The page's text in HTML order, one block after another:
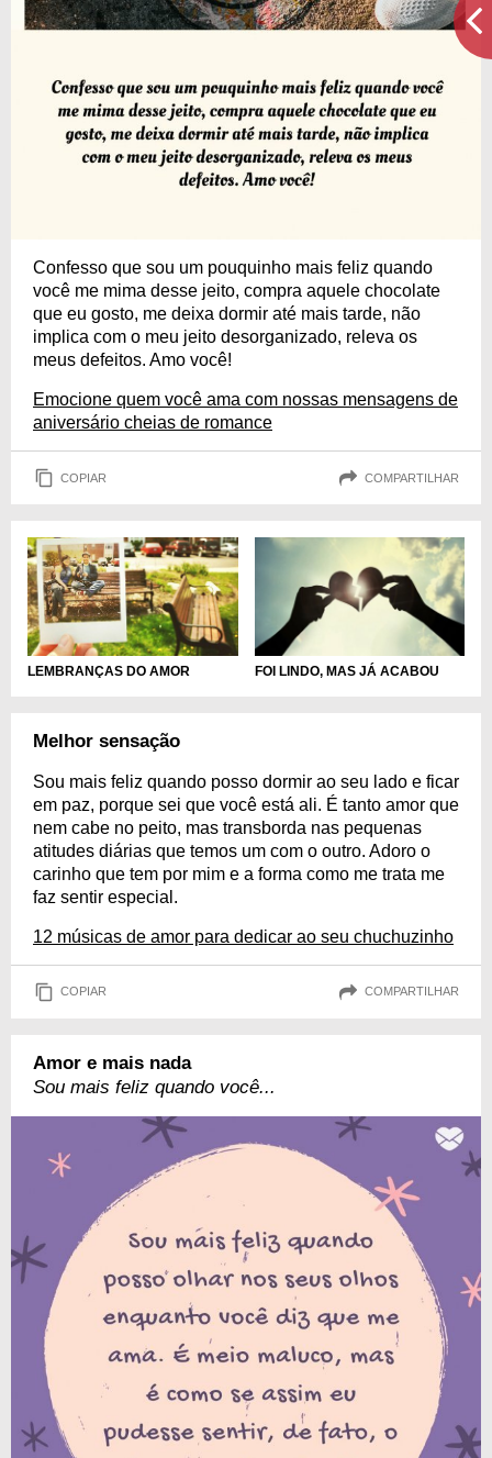
Confesso que sou um pouquinho mais feliz quando
você me mima desse jeito, compra aquele chocolate
que eu gosto, me deixa dormir até mais tarde, não
implica com o meu jeito desorganizado, releva os
meus defeitos. Amo você!
Emocione quem você ama com nossas mensagens de
aniversário cheias de romance
COPIAR COMPARTILHAR
LEMBRANÇAS DO AMOR FOI LINDO, MAS JÁ ACABOU
Melhor sensação
Sou mais feliz quando posso dormir ao seu lado e ficar
em paz, porque sei que você está ali. É tanto amor que
nem cabe no peito, mas transborda nas pequenas
atitudes diárias que temos um com o outro. Adoro o
carinho que tem por mim e a forma como me trata me
faz sentir especial.
12 músicas de amor para dedicar ao seu chuchuzinho
COPIAR COMPARTILHAR
Amor e mais nada
Sou mais feliz quando você...